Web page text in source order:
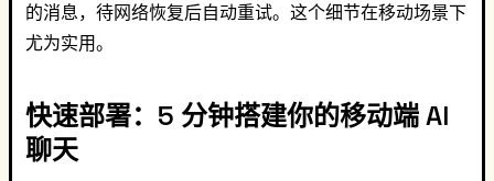
的消息，待网络恢复后自动重试。这个细节在移动场景下
尤为实用。
快速部署：5 分钟搭建你的移动端 AI
聊天